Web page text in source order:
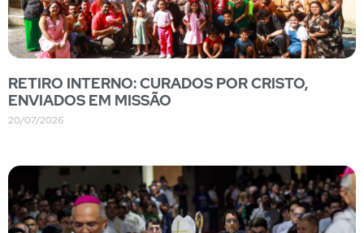
RETIRO INTERNO: CURADOS POR CRISTO,
ENVIADOS EM MISSÃO
20/07/2026